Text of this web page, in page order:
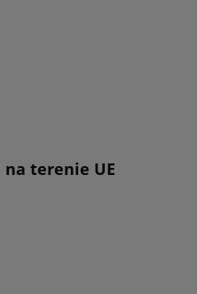
terenie UE